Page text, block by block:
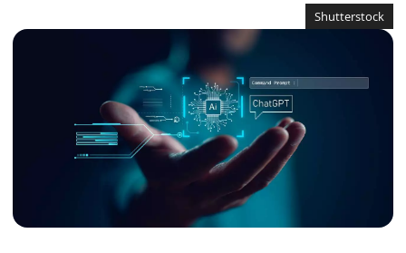
Shutterstock